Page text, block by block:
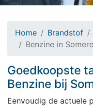
Home Brandstof
Benzine in
Goedkoopste
Benzine bij
Eenvoudig de actuele